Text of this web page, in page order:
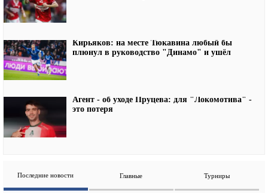
Кирьяков: на месте Тюкавина любый бы
плюнул в руководство "Динамо" и ушёл
Агент - об уходе Пруцева: для "Локомотива" -
это потеря
Последние новости Главные Турниры